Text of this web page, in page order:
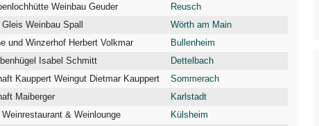
Weinbau Geuder
Reusch
Weinbau Spall
Wörth am Main
und Winzerhof Herbert Volkmar
Bullenheim
Isabel Schmitt
Dettelbach
Kauppert Weingut Dietmar Kauppert
Sommerach
Maiberger
Karlstadt
& Weinlounge
Külsheim